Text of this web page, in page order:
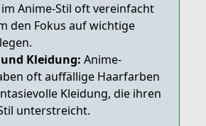
Anime-Stil oft vereinfacht
den Fokus auf wichtige
Kleidung: Anime-
oft auffällige Haarfarben
Kleidung, die ihren
unterstreicht.